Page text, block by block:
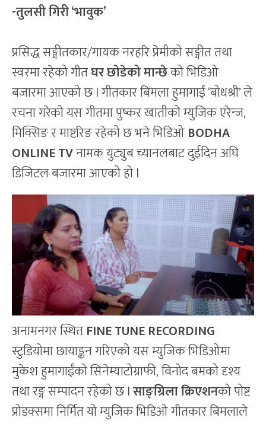
-तुलसी गिरी ‘भावुक’
प्रसिद्ध सङ्गीतकार/गायक नरहरि प्रेमीको सङ्गीत तथा
स्वरमा रहेको गीतघर छोडेको मान्छेको भिडिओ
बजारमा आएको छ l गीतकार बिमला हुमागाईं ‘बोधश्री’ ले
रचना गरेको यस गीतमा पुष्कर खातीको म्युजिक एरेन्ज,
मिक्सिङ र माष्टरिङ रहेको छ भने भिडिओ BODHA
ONLINE TVनामक युट्युब च्यानलबाट दुईदिन अघि
डिजिटल बजारमा आएको हो l
अनामनगर स्थित FINE TUNE RECORDING
स्टुडियोमा छायाङ्कन गरिएको यस म्युजिक भिडिओमा
मुकेश हुमागाईंको सिनेम्याटोग्राफी, विनोद बमको दृश्य
तथा रङ्ग सम्पादन रहेको छ lसाङ्ग्रिला क्रिएशनको पोष्ट
प्रोडक्समा निर्मित यो म्युजिक भिडिओ गीतकार बिमलाले